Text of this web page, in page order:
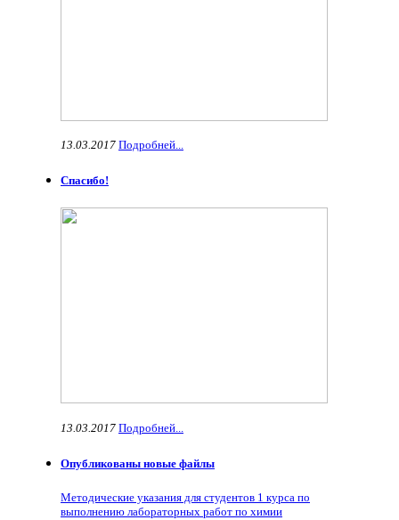
13.03.2017 Подробней...
Спасибо!
13.03.2017 Подробней...
Опубликованы новые файлы
Методические указания для студентов 1 курса по
выполнению лабораторных работ по химии